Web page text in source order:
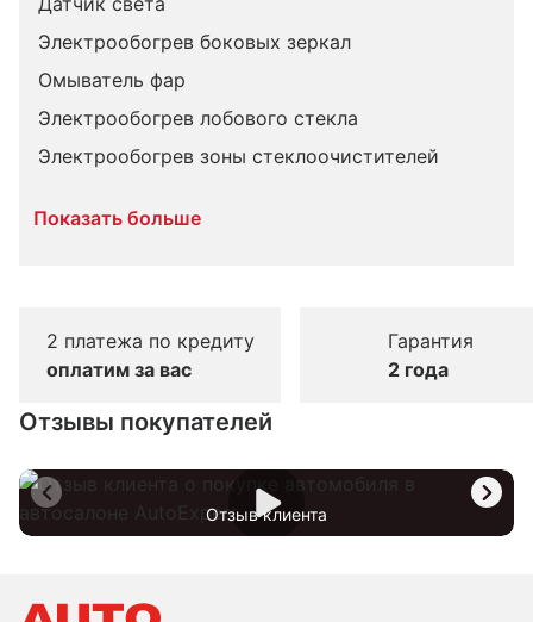
Электрообогрев боковых зеркал
Омыватель фар
Электрообогрев лобового стекла
Электрообогрев зоны стеклоочистителей
Показать больше
2 платежа по кредиту
оплатим за вас
Гарантия
2 года
Отзывы покупателей
Отзыв клиента